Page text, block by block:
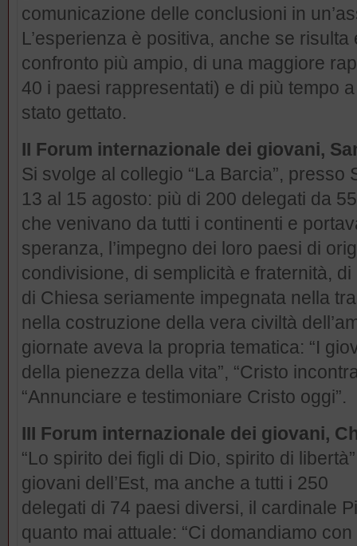
comunicazione delle conclusioni in
L’esperienza è positiva, anche se
confronto più ampio, di una maggiore
40 i paesi rappresentati) e di più tempo
stato gettato.
II Forum internazionale dei giovani,
Si svolge al collegio “La Barcia”, presso
13 al 15 agosto: più di 200 delegati da
che venivano da tutti i continenti e
speranza, l’impegno dei loro paesi di
condivisione, di semplicità e fraternità,
di Chiesa seriamente impegnata nella
nella costruzione della vera civiltà
giornate aveva la propria tematica: “I
della pienezza della vita”, “Cristo
“Annunciare e testimoniare Cristo oggi”.
III Forum internazionale dei giovani,
“Lo spirito dei figli di Dio, spirito di
giovani dell’Est, ma anche a tutti i 250
delegati di 74 paesi diversi, il cardinale
quanto mai attuale: “Ci domandiamo